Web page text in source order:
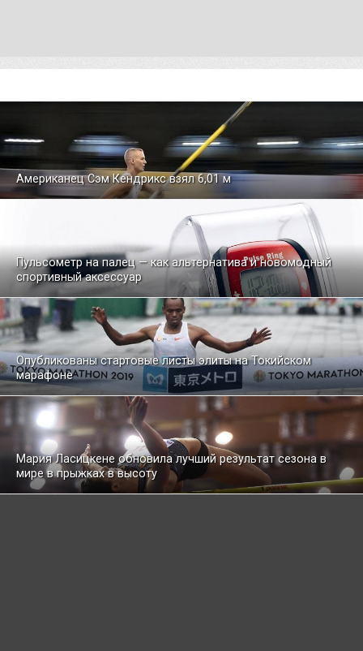
Американец Сэм Кендрикс взял 6,01 м
Пульсометр на палец — как альтернатива и новомодный
спортивный аксессуар
Опубликованы стартовые листы элиты на Токийском
марафоне
Мария Ласицкене обновила лучший результат сезона в
мире в прыжках в высоту